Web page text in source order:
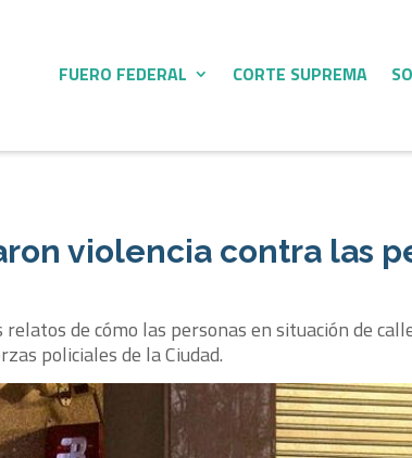
FUERO FEDERAL CORTE SUPREMA
violencia contra las
de cómo las personas en situación de
policiales de la Ciudad.